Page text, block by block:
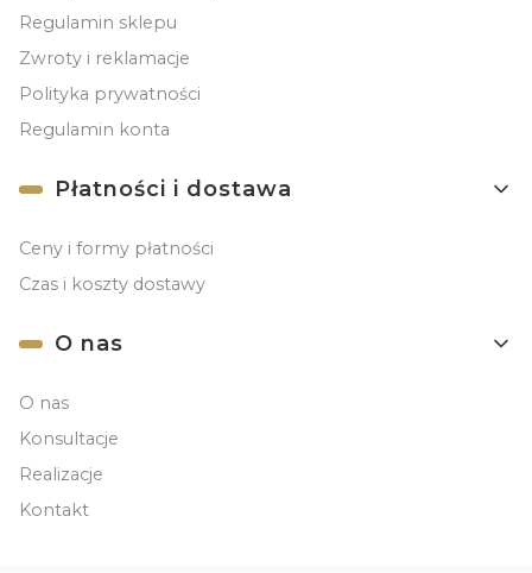
Regulamin sklepu
Zwroty i reklamacje
Polityka prywatności
Regulamin konta
Płatności i dostawa
Ceny i formy płatności
Czas i koszty dostawy
O nas
O nas
Konsultacje
Realizacje
Kontakt